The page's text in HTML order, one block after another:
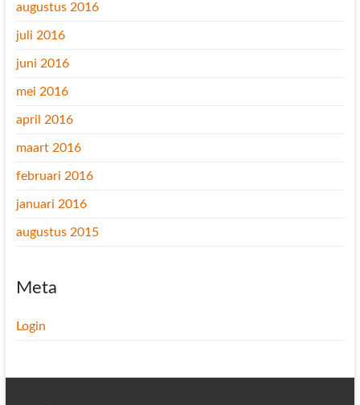
augustus 2016
juli 2016
juni 2016
mei 2016
april 2016
maart 2016
februari 2016
januari 2016
augustus 2015
Meta
Login